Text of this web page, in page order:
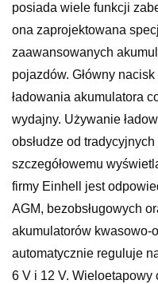
posiada wiele funkcji
ona zaprojektowana
zaawansowanych
pojazdów. Główny
ładowania akumulatora
wydajny. Używanie
obsłudze od
szczegółowemu
firmy Einhell jest
AGM, bezobsługowych
akumulatorów kwasowo-
automatycznie reguluje
6 V i 12 V. Wieloetapowy